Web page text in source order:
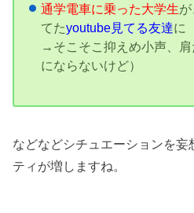
通学電車に乗った大学生が
てたyoutube見てる友達に
→そこそこ抑えめ小声、
にならないけど）
などなどシチュエーションを妄
ティが増しますね。